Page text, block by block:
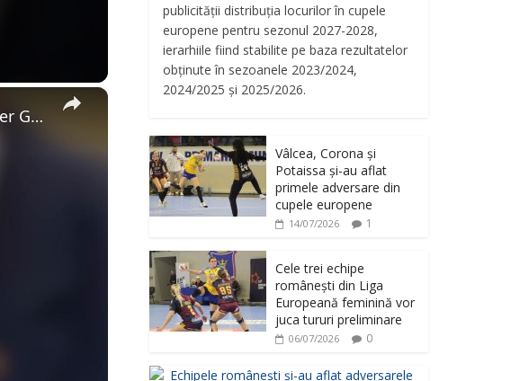
×
Romania: Romanian PM says country needs stronger air defenses after Galati drone incident.
publicității distribuția locurilor în cupele
europene pentru sezonul 2027-2028,
ierarhiile fiind stabilite pe baza rezultatelor
obținute în sezoanele 2023/2024,
2024/2025 și 2025/2026.
Vâlcea, Corona și
Potaissa și-au aflat
primele adversare din
cupele europene
14/07/2026 1
Cele trei echipe
românești din Liga
Europeană feminină vor
juca tururi preliminare
06/07/2026 0